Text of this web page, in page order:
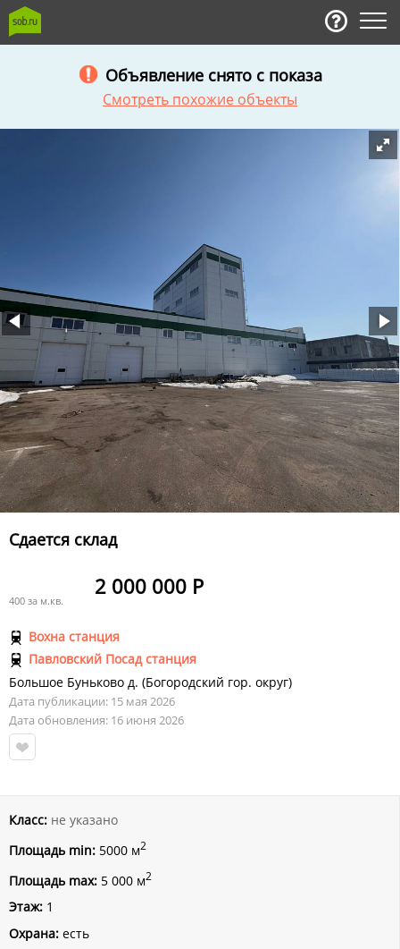
Объявление снято с показа
Смотреть похожие объекты
Сдается склад
2 000 000 Р
400 за м.кв.
Вохна станция
Павловский Посад станция
Большое Буньково д. (Богородский гор. округ)
Дата публикации: 15 мая 2026
Дата обновления: 16 июня 2026
Класс: не указано
Площадь min: 5000 м2
Площадь max: 5 000 м2
Этаж: 1
Охрана: есть